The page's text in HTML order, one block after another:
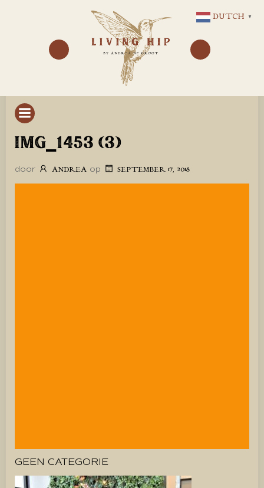
NAAR
DE
INHOUD
IMG_1453 (3)
door ANDREA op SEPTEMBER 17, 2018
GEEN CATEGORIE
DUTCH ▼